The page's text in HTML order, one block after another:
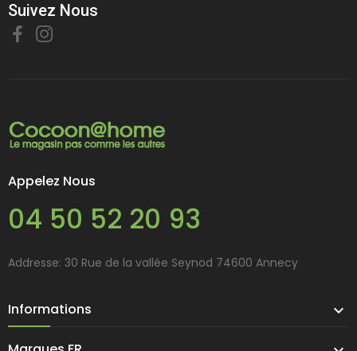
Suivez Nous
Appelez Nous
04 50 52 20 93
Addresse: 30 Rue de la vallée Seynod 74600 Annecy
Informations 